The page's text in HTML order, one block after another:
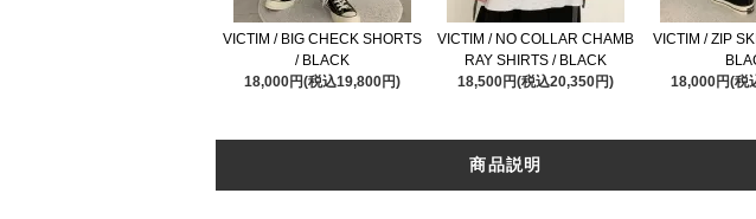
VICTIM / BIG CHECK SHORTS
/ BLACK
18,000円(税込19,800円)
VICTIM / NO COLLAR CHAMB
RAY SHIRTS / BLACK
18,500円(税込20,350円)
VICTIM / ZIP
18,000円(税
商品説明